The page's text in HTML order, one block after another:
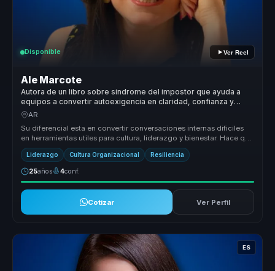
Disponible Ver Reel
Ale Marcote
Autora de un libro sobre sindrome del impostor que ayuda a
equipos a convertir autoexigencia en claridad, confianza y
participacion.
AR
Su diferencial esta en convertir conversaciones internas dificiles
en herramientas utiles para cultura, liderazgo y bienestar. Hace que
t...
Liderazgo Cultura Organizacional Resiliencia
25años 4conf.
Cotizar Ver Perfil
ES